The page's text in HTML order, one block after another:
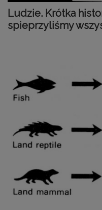
Ludzie. Krótka
spieprzyliśmy